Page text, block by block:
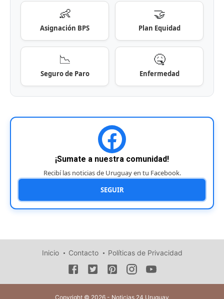
👶
Asignación BPS
🤝
Plan Equidad
📉
Seguro de Paro
🤒
Enfermedad
¡Sumate a nuestra comunidad!
Recibí las noticias de Uruguay en tu Facebook.
SEGUIR
Inicio Contacto Políticas de Privacidad
Copyright © 2026 - Noticias 24 Uruguay